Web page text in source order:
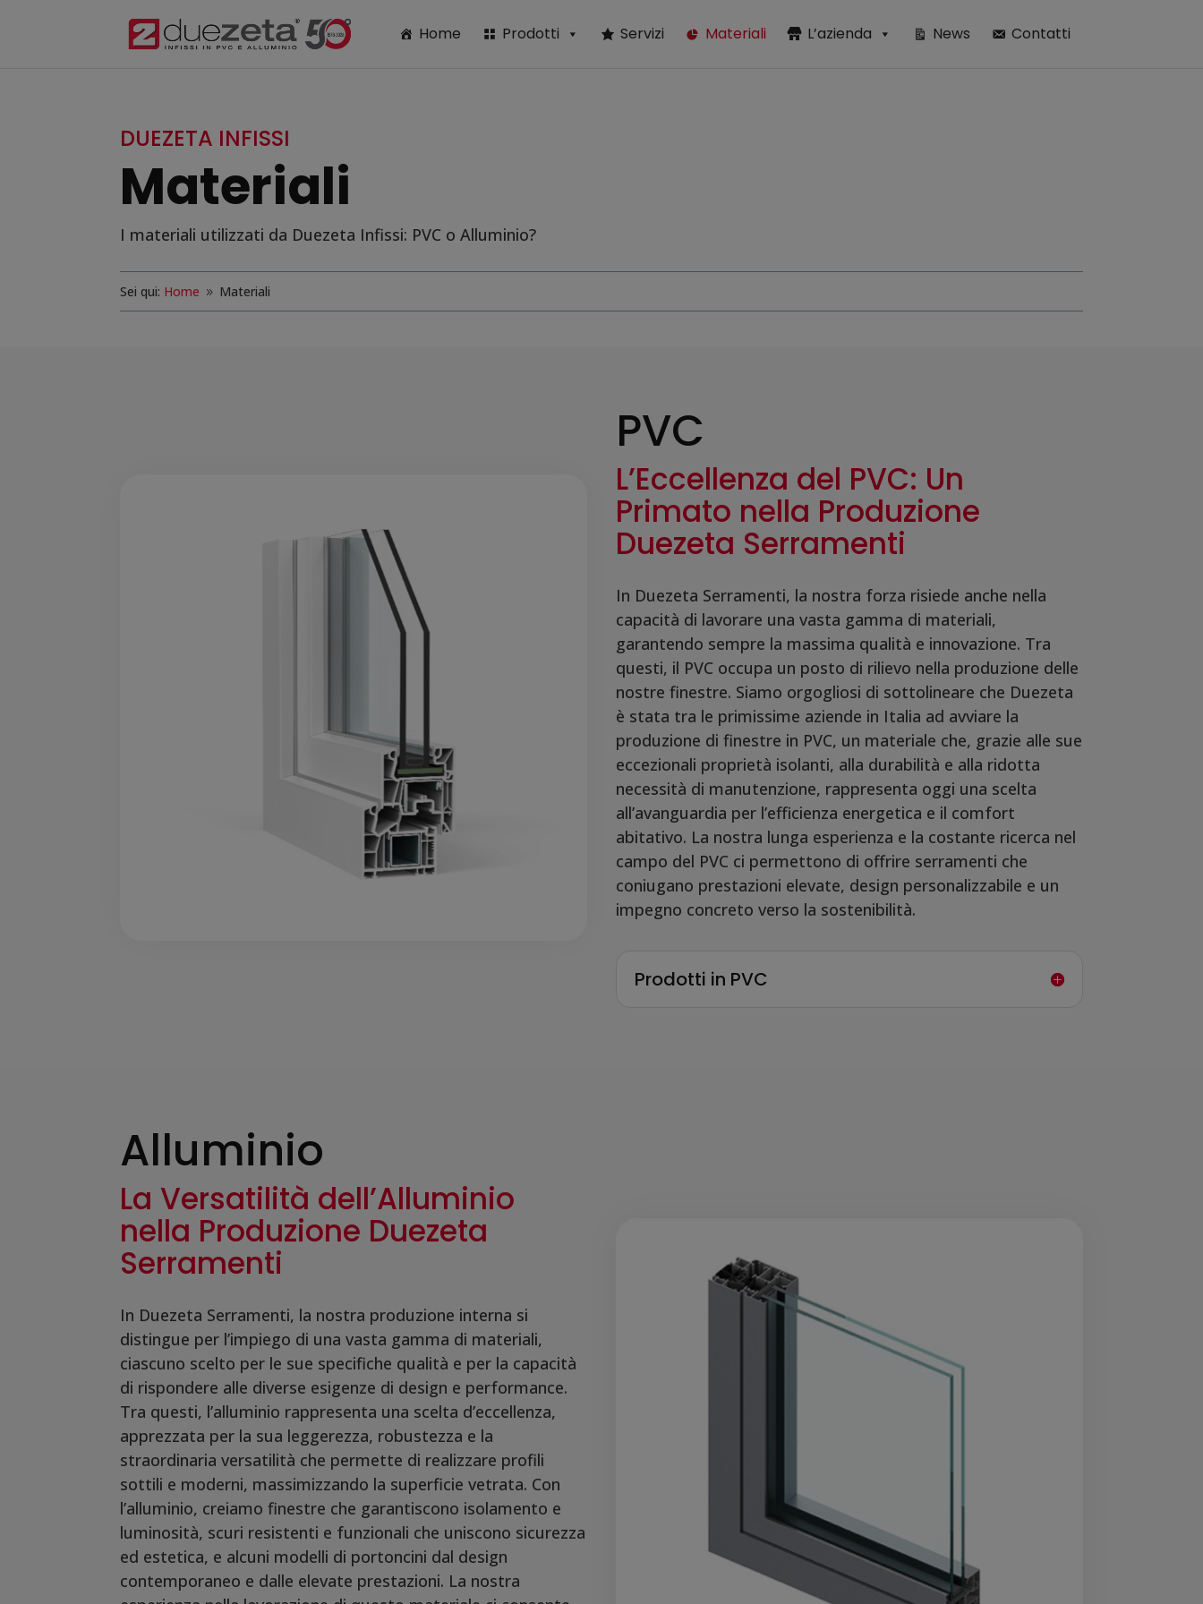
Home Prodotti Servizi Materiali L’azienda News Contatti
DUEZETA INFISSI
Materiali
I materiali utilizzati da Duezeta Infissi: PVC o Alluminio?
Sei qui: Home 9 Materiali
PVC
L’Eccellenza del PVC: Un
Primato nella Produzione
Duezeta Serramenti
In Duezeta Serramenti, la nostra forza risiede anche nella
capacità di lavorare una vasta gamma di materiali,
garantendo sempre la massima qualità e innovazione. Tra
questi, il PVC occupa un posto di rilievo nella produzione delle
nostre finestre. Siamo orgogliosi di sottolineare che Duezeta
è stata tra le primissime aziende in Italia ad avviare la
produzione di finestre in PVC, un materiale che, grazie alle sue
eccezionali proprietà isolanti, alla durabilità e alla ridotta
necessità di manutenzione, rappresenta oggi una scelta
all’avanguardia per l’efficienza energetica e il comfort
abitativo. La nostra lunga esperienza e la costante ricerca nel
campo del PVC ci permettono di offrire serramenti che
coniugano prestazioni elevate, design personalizzabile e un
impegno concreto verso la sostenibilità.
Prodotti in PVC
Alluminio
La Versatilità dell’Alluminio
nella Produzione Duezeta
Serramenti
In Duezeta Serramenti, la nostra produzione interna si
distingue per l’impiego di una vasta gamma di materiali,
ciascuno scelto per le sue specifiche qualità e per la capacità
di rispondere alle diverse esigenze di design e performance.
Tra questi, l’alluminio rappresenta una scelta d’eccellenza,
apprezzata per la sua leggerezza, robustezza e la
straordinaria versatilità che permette di realizzare profili
sottili e moderni, massimizzando la superficie vetrata. Con
l’alluminio, creiamo finestre che garantiscono isolamento e
luminosità, scuri resistenti e funzionali che uniscono sicurezza
ed estetica, e alcuni modelli di portoncini dal design
contemporaneo e dalle elevate prestazioni. La nostra